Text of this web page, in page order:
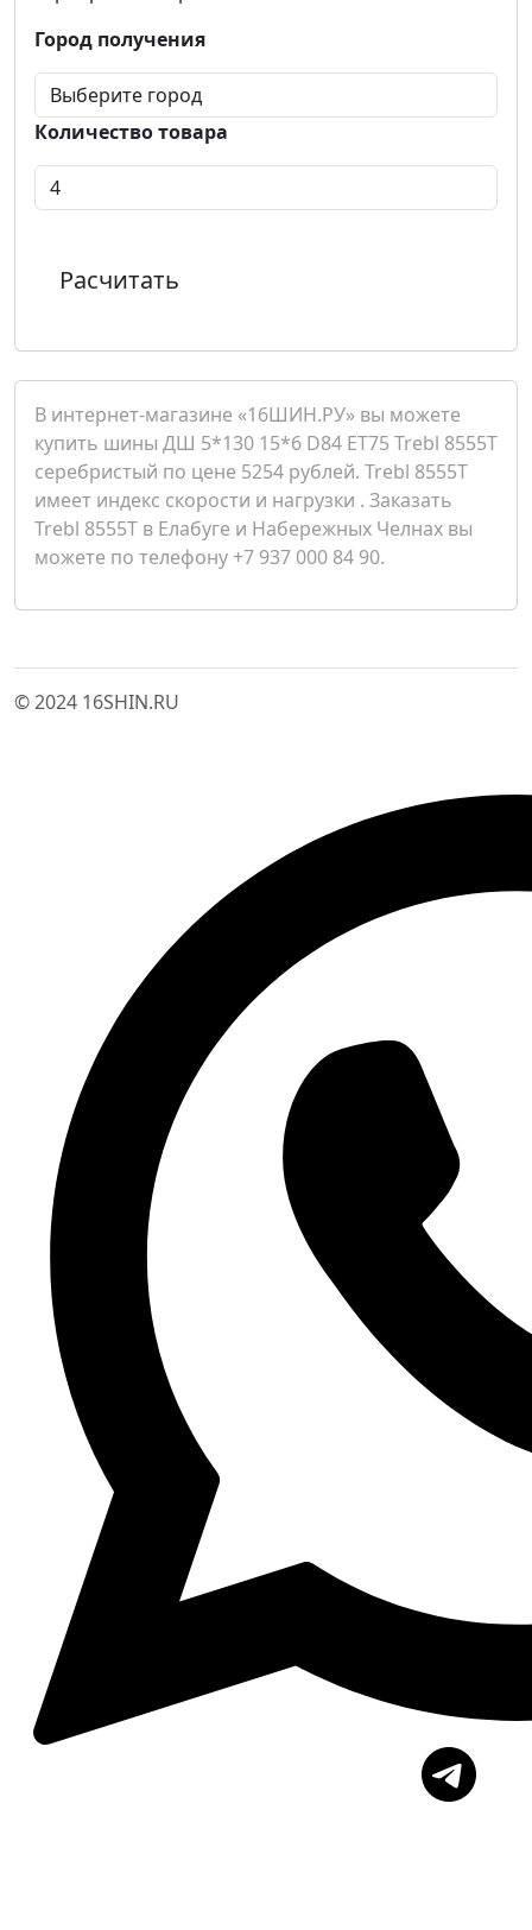
Город получения
Количество товара
Расчитать
В интернет-магазине «16ШИН.РУ» вы можете
купить шины ДШ 5*130 15*6 D84 ET75 Trebl 8555T
серебристый по цене 5254 рублей. Trebl 8555T
имеет индекс скорости и нагрузки . Заказать
Trebl 8555T в Елабуге и Набережных Челнах вы
можете по телефону +7 937 000 84 90.
© 2024 16SHIN.RU